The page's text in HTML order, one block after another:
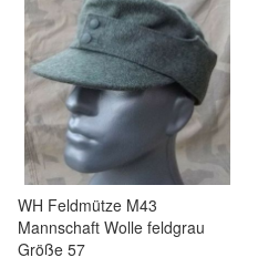
WH Feldmütze M43
Mannschaft Wolle feldgrau
Größe 57